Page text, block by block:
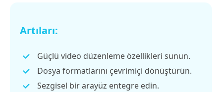
Artıları:
Güçlü video düzenleme özellikleri sunun.
Dosya formatlarını çevrimiçi dönüştürün.
Sezgisel bir arayüz entegre edin.